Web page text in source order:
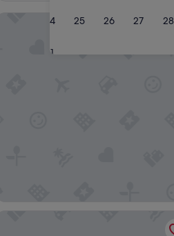
24 25 26 27 28
31
Hospedería Santa Cruz